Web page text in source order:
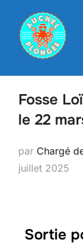
Fosse
le 22
par Chargé
juillet 2025
Sortie